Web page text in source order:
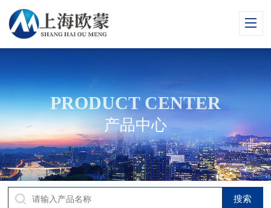
PRODUCT CENTER
产品中心